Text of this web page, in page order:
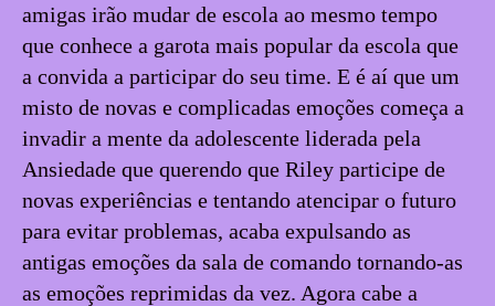
amigas irão mudar de escola ao mesmo tempo
que conhece a garota mais popular da escola que
a convida a participar do seu time. E é aí que um
misto de novas e complicadas emoções começa a
invadir a mente da adolescente liderada pela
Ansiedade que querendo que Riley participe de
novas experiências e tentando atencipar o futuro
para evitar problemas, acaba expulsando as
antigas emoções da sala de comando tornando-as
as emoções reprimidas da vez. Agora cabe a